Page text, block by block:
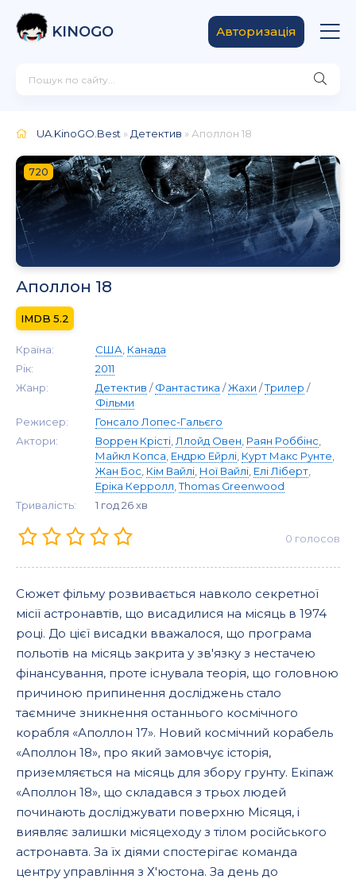
KINOGO Авторизація
UA.KinoGO.Best » Детектив » Аполлон 18
720
Аполлон 18
5.2
Країна: США Канада
Рік:
2011
Жанр:
Детектив /Фантастика /Жахи /Трилер /
Фільми
Режисер:
Гонсало Лопес-Гальєго
Актори:
Воррен Крісті Ллойд Овен Раян Роббінс
Майкл Копса Ендрю Ейрлі Курт Макс Рунте
Жан Бос Кім Вайлі Ної Вайлі Елі Ліберт
Еріка Керролл ,Thomas Greenwood
Тривалість:
1 год 26 хв
0 голосов
Сюжет фільму розвивається навколо секретної
місії астронавтів, що висадилися на місяць в 1974
році. До цієї висадки вважалося, що програма
польотів на місяць закрита у зв'язку з нестачею
фінансування, проте існувала теорія, що головною
причиною припинення досліджень стало
таємниче зникнення останнього космічного
корабля «Аполлон 17». Новий космічний корабель
«Аполлон 18», про який замовчує історія,
приземляється на місяць для збору грунту. Екіпаж
«Аполлон 18», що складався з трьох людей
починають досліджувати поверхню Місяця, і
виявляє залишки місяцеходу з тілом російського
астронавта. За їх діями спостерігає команда
центру управління з Х'юстона. За день до